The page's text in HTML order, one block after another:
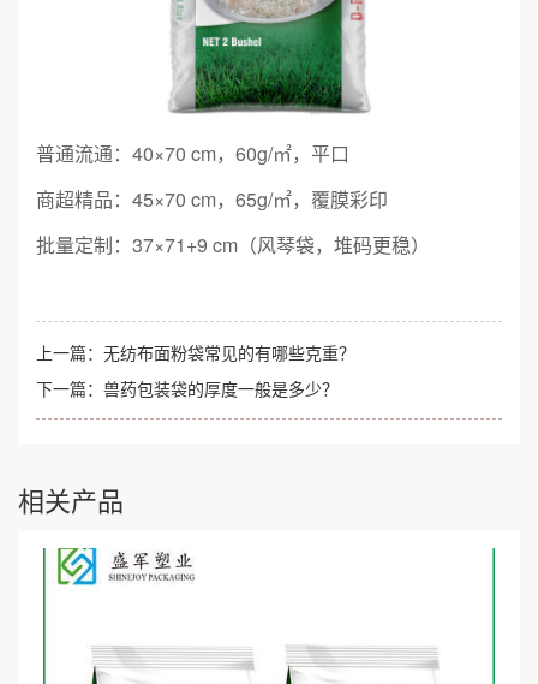
普通流通：40×70 cm，60g/㎡，平口
商超精品：45×70 cm，65g/㎡，覆膜彩印
批量定制：37×71+9 cm（风琴袋，堆码更稳）
上一篇： 无纺布面粉袋常见的有哪些克重？
下一篇： 兽药包装袋的厚度一般是多少？
相关产品